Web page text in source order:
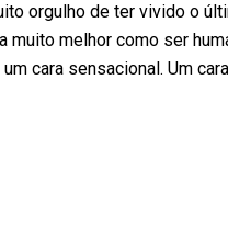
orgulho de ter vivido o
muito melhor como ser
cara sensacional. Um